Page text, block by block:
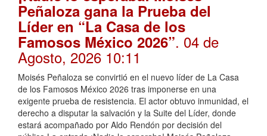
Peñaloza gana la Prueba del
Líder en “La Casa de los
Famosos México 2026”. 04 de
Agosto, 2026 10:11
Moisés Peñaloza se convirtió en el nuevo líder de La Casa
de los Famosos México 2026 tras imponerse en una
exigente prueba de resistencia. El actor obtuvo inmunidad, el
derecho a disputar la salvación y la Suite del Líder, donde
estará acompañado por Aldo Rendón por decisión del